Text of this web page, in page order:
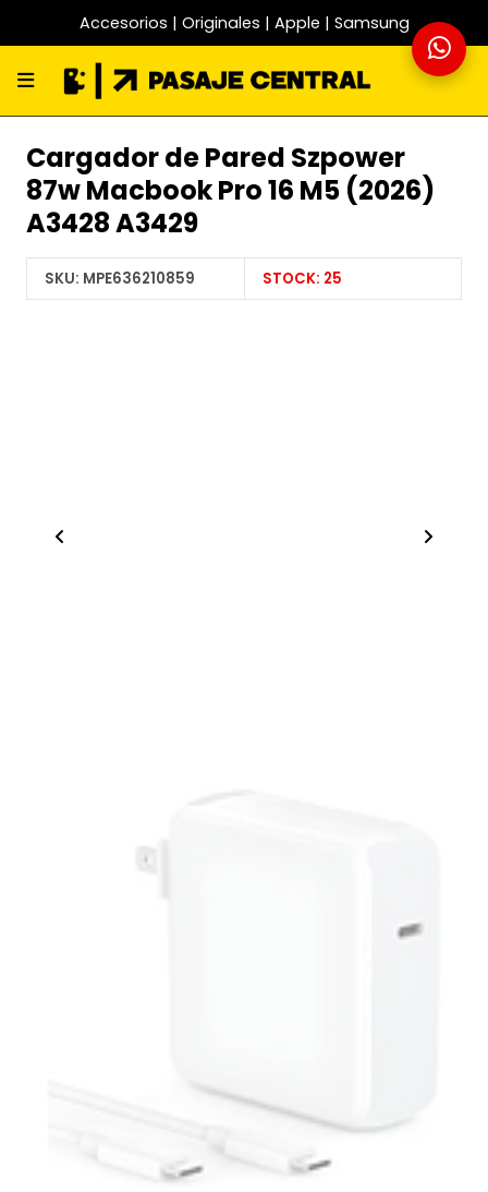
Accesorios | Originales | Apple | Samsung
Cargador de Pared Szpower
87w Macbook Pro 16 M5 (2026)
A3428 A3429
SKU: MPE636210859 STOCK: 25